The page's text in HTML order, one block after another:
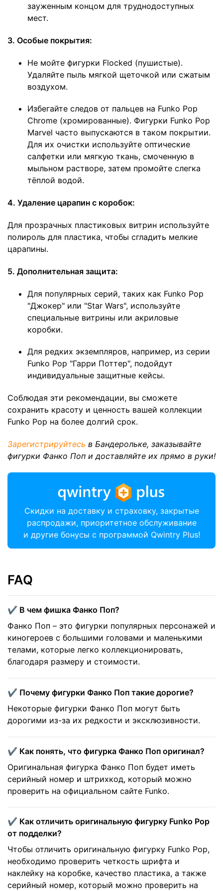
зауженным концом для труднодоступных
мест.
3. Особые покрытия:
Не мойте фигурки Flocked (пушистые).
Удаляйте пыль мягкой щеточкой или сжатым
воздухом.
Избегайте следов от пальцев на Funko Pop
Chrome (хромированные). Фигурки Funko Pop
Marvel часто выпускаются в таком покрытии.
Для их очистки используйте оптические
салфетки или мягкую ткань, смоченную в
мыльном растворе, затем промойте слегка
тёплой водой.
4. Удаление царапин с коробок:
Для прозрачных пластиковых витрин используйте
полироль для пластика, чтобы сгладить мелкие
царапины.
5. Дополнительная защита:
Для популярных серий, таких как Funko Pop
"Джокер" или "Star Wars", используйте
специальные витрины или акриловые
коробки.
Для редких экземпляров, например, из серии
Funko Pop "Гарри Поттер", подойдут
индивидуальные защитные кейсы.
Соблюдая эти рекомендации, вы сможете
сохранить красоту и ценность вашей коллекции
Funko Pop на более долгий срок.
Зарегистрируйтесь в Бандерольке, заказывайте
фигурки Фанко Поп и доставляйте их прямо в руки!
Скидки на доставку и страховку, закрытые
распродажи, приоритетное обслуживание
и другие бонусы с программой Qwintry Plus!
FAQ
✔️ В чем фишка Фанко Поп?
Фанко Поп – это фигурки популярных персонажей и
киногероев с большими головами и маленькими
телами, которые легко коллекционировать,
благодаря размеру и стоимости.
✔️ Почему фигурки Фанко Поп такие дорогие?
Некоторые фигурки Фанко Поп могут быть
дорогими из-за их редкости и эксклюзивности.
✔️ Как понять, что фигурка Фанко Поп оригинал?
Оригинальная фигурка Фанко Поп будет иметь
серийный номер и штрихкод, который можно
проверить на официальном сайте Funko.
✔️ Как отличить оригинальную фигурку Funko Pop
от подделки?
Чтобы отличить оригинальную фигурку Funko Pop,
необходимо проверить четкость шрифта и
наклейку на коробке, качество пластика, а также
серийный номер, который можно проверить на